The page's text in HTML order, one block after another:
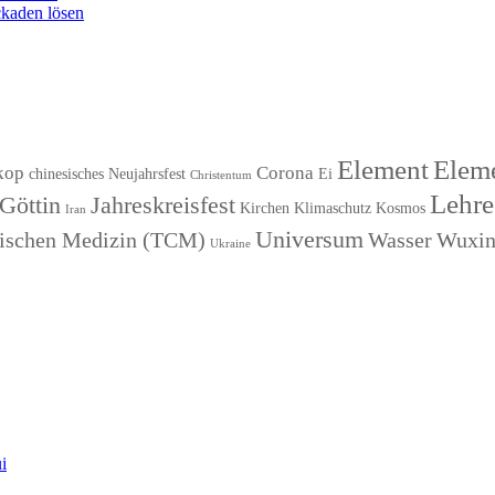
chinesisches Neujahrsfest Christentum Corona Ei Element
Göttin Iran Jahreskreisfest Kirchen Klimaschutz Kosmos Lehre
Medizin (TCM) Ukraine UniversumWasser
lösen